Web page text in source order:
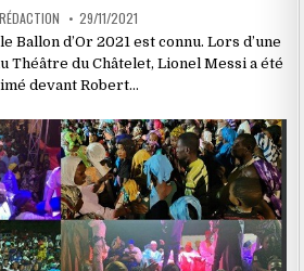
29/11/2021
Ballon d’Or 2021 est connu. Lors d’une
Théâtre du Châtelet, Lionel Messi a été
devant Robert…